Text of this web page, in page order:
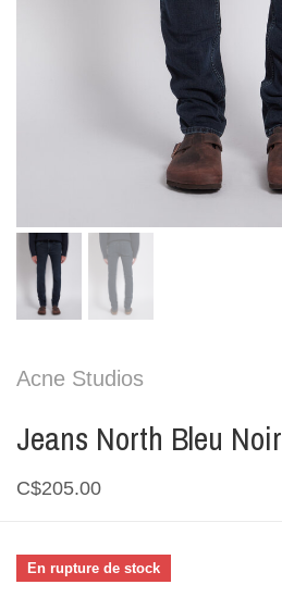
Acne Studios
Jeans North Bleu Noir
C$205.00
En rupture de stock